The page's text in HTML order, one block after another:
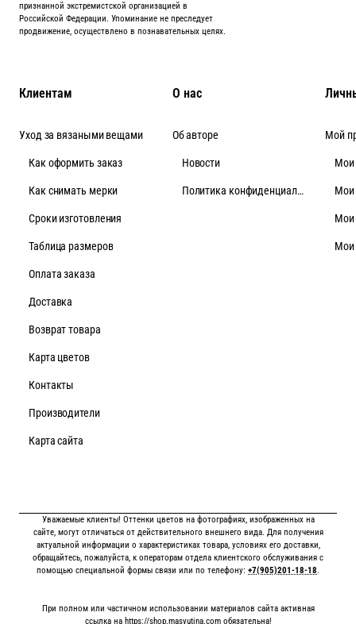
признанной экстремистской организацией в
Российской Федерации. Упоминание не преследует
продвижение, осуществлено в познавательных целях.
Клиентам
Уход за вязаными вещами
Как оформить заказ
Как снимать мерки
Cроки изготовления
Таблица размеров
Оплата заказа
Доставка
Возврат товара
Карта цветов
Контакты
Производители
Карта сайта
О нас
Об авторе
Новости
Политика конфиденциальности
Мой
Мои
Мои
Мои
Мои
Уважаемые клиенты! Оттенки цветов на фотографиях, изображенных на
сайте, могут отличаться от действительного внешнего вида. Для получения
актуальной информации о характеристиках товара, условиях его доставки,
обращайтесь, пожалуйста, к операторам отдела клиентского обслуживания с
помощью специальной формы связи или по телефону: +7(905)201-18-18.
При полном или частичном использовании материалов сайта активная
ссылка на https://shop.masyutina.comобязательна!